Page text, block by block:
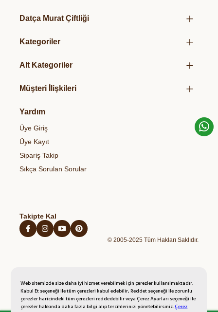
Web sitemizde size daha iyi hizmet verebilmek için çerezler kullanılmaktadır.
Kabul Et seçeneği ile tüm çerezleri kabul edebilir, Reddet seçeneği ile zorunlu
çerezler haricindeki tüm çerezleri reddedebilir veya Çerez Ayarları seçeneği ile
çerezler hakkında daha fazla bilgi alıp tercihlerinizi yönetebilirsiniz.Çerez
Datça Murat Çiftliği
Mağazalarımız
Üretim Felsefemiz
Hediye Paketlerimiz
Gıdalardaki Pestisitler ve Sağlık Riskleri
Blog
Kategoriler
Taze Sebze & Meyveler
Süt & Süt Ürünleri
Temel Gıdalar
Sağlıklı Atıştırmalıklar
Kahvaltılıklar
Hazır Unlu Mamulleri
Alt Kategoriler
Organik Sirke
Organik Bakliyatlar
Müşteri İlişkileri
Açık Rıza Metni
Kişisel Verilerin Korunması Politikası
İptal İade Şartları
Mesafeli Satış Sözleşmesi
Yardım
Üye Giriş
Üye Kayıt
Sipariş Takip
Sıkça Sorulan Sorular
Takipte Kal
© 2005-2025 Tüm Hakları Saklıdır.